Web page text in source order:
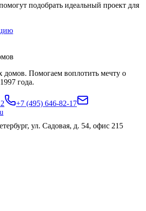
подобрать идеальный проект для
домов. Помогаем воплотить мечту о
года.
+7 (495) 646-82-17
ул. Садовая, д. 54, офис 215